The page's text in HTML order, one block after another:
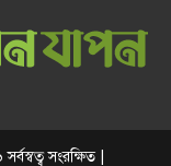
সংরক্ষিত |